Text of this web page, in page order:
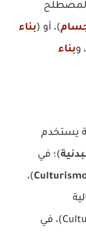
المصطلح
)، أو (بناء
، وبناء
يستخدم
)؛ في
)،
)، في الفرنسية (Culturisme)، في